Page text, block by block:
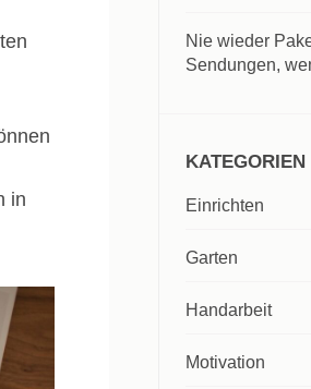
in
Nie wieder
Sendungen,
KATEGORIEN
Einrichten
Garten
Handarbeit
Motivation